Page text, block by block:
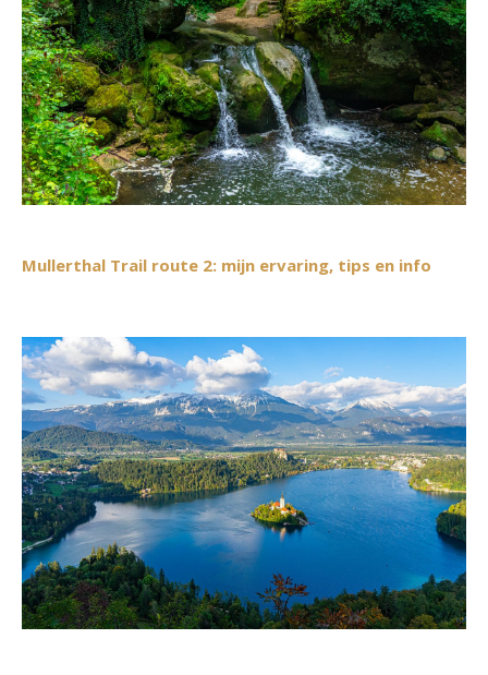
Mullerthal Trail route 2: mijn ervaring, tips en info